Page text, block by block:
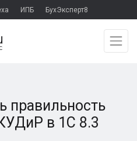
ИПБ БухЭксперт8
правильность
в 1С 8.3